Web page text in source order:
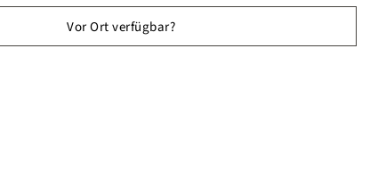
Vor Ort verfügbar?